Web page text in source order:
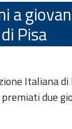
a
Pisa
Italiana di
due